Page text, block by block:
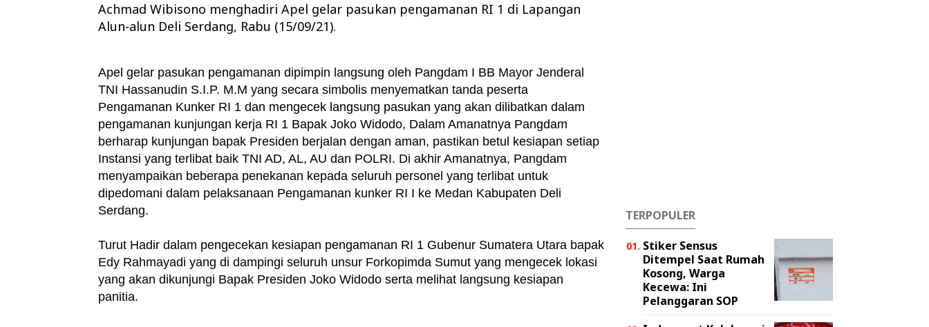
Achmad Wibisono menghadiri Apel gelar pasukan pengamanan RI 1 di Lapangan
Alun-alun Deli Serdang, Rabu (15/09/21).
Apel gelar pasukan pengamanan dipimpin langsung oleh Pangdam I BB Mayor Jenderal
TNI Hassanudin S.I.P. M.M yang secara simbolis menyematkan tanda peserta
Pengamanan Kunker RI 1 dan mengecek langsung pasukan yang akan dilibatkan dalam
pengamanan kunjungan kerja RI 1 Bapak Joko Widodo, Dalam Amanatnya Pangdam
berharap kunjungan bapak Presiden berjalan dengan aman, pastikan betul kesiapan setiap
Instansi yang terlibat baik TNI AD, AL, AU dan POLRI. Di akhir Amanatnya, Pangdam
menyampaikan beberapa penekanan kepada seluruh personel yang terlibat untuk
dipedomani dalam pelaksanaan Pengamanan kunker RI I ke Medan Kabupaten Deli
Serdang.
Turut Hadir dalam pengecekan kesiapan pengamanan RI 1 Gubenur Sumatera Utara bapak
Edy Rahmayadi yang di dampingi seluruh unsur Forkopimda Sumut yang mengecek lokasi
yang akan dikunjungi Bapak Presiden Joko Widodo serta melihat langsung kesiapan
panitia.
TERPOPULER
Stiker Sensus
Ditempel Saat Rumah
Kosong, Warga
Kecewa: Ini
Pelanggaran SOP